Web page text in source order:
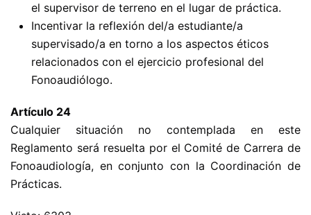
el supervisor de terreno en el lugar de práctica.
Incentivar la reflexión del/a estudiante/a
supervisado/a en torno a los aspectos éticos
relacionados con el ejercicio profesional del
Fonoaudiólogo.
Artículo 24
Cualquier situación no contemplada en este
Reglamento será resuelta por el Comité de Carrera de
Fonoaudiología, en conjunto con la Coordinación de
Prácticas.